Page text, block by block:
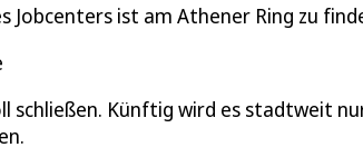
Jobcenters ist am Athener Ring zu
schließen. Künftig wird es stadtweit